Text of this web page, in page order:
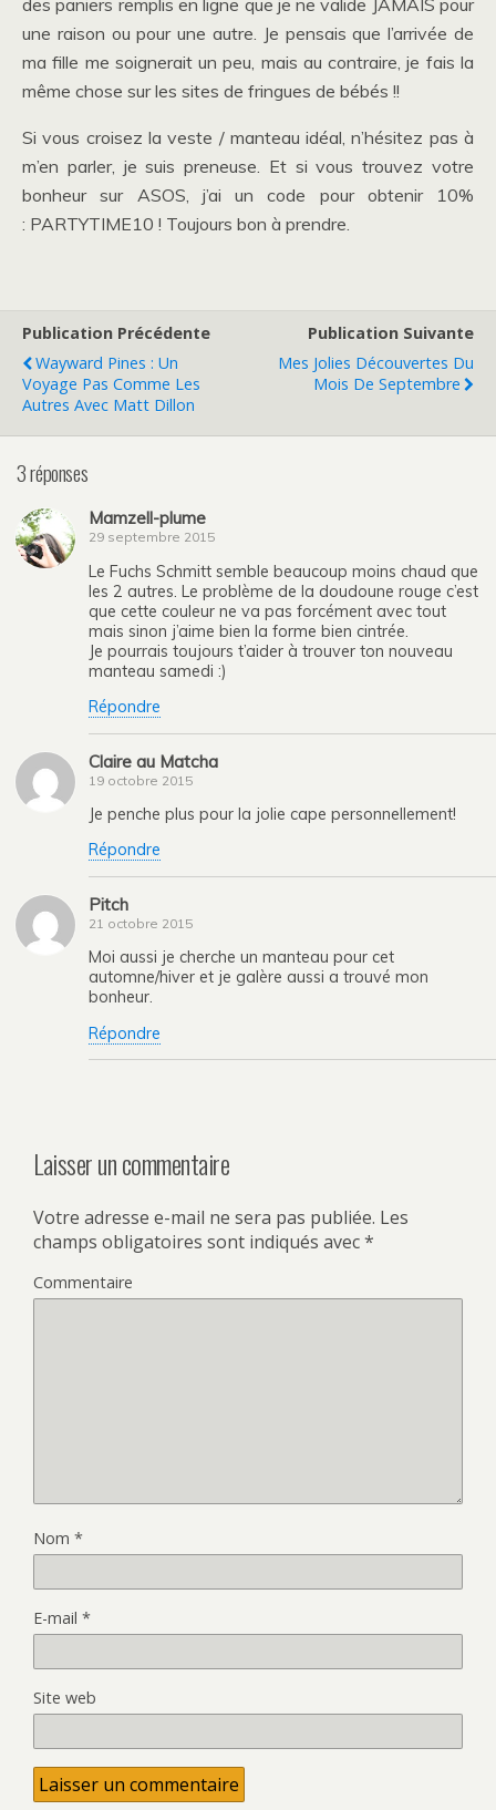
des paniers remplis en ligne que je ne valide JAMAIS pour
une raison ou pour une autre. Je pensais que l’arrivée de
ma fille me soignerait un peu, mais au contraire, je fais la
même chose sur les sites de fringues de bébés !!
Si vous croisez la veste / manteau idéal, n’hésitez pas à
m’en parler, je suis preneuse. Et si vous trouvez votre
bonheur sur ASOS, j’ai un code pour obtenir 10%
: PARTYTIME10 ! Toujours bon à prendre.
Publication Précédente
Wayward Pines : Un
Voyage Pas Comme Les
Autres Avec Matt Dillon
Publication Suivante
Mes Jolies Découvertes Du
Mois De Septembre
3 réponses
Mamzell-plume
29 septembre 2015
Le Fuchs Schmitt semble beaucoup moins chaud que
les 2 autres. Le problème de la doudoune rouge c’est
que cette couleur ne va pas forcément avec tout
mais sinon j’aime bien la forme bien cintrée.
Je pourrais toujours t’aider à trouver ton nouveau
manteau samedi :)
Répondre
Claire au Matcha
19 octobre 2015
Je penche plus pour la jolie cape personnellement!
Répondre
Pitch
21 octobre 2015
Moi aussi je cherche un manteau pour cet
automne/hiver et je galère aussi a trouvé mon
bonheur.
Répondre
Laisser un commentaire
Votre adresse e-mail ne sera pas publiée. Les
champs obligatoires sont indiqués avec*
Commentaire
Nom *
E-mail *
Site web